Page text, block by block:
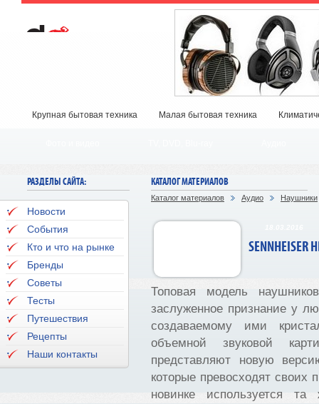
РАЗДЕЛЫ САЙТА:
Новости
События
Кто и что на рынке
Бренды
Советы
Тесты
Путешествия
Рецепты
Наши контакты
КАТАЛОГ МАТЕРИАЛОВ
Каталог материалов Аудио Наушники
Топовая модель
заслуженное признание у
создаваемому ими
объемной звуковой
представляют новую
которые превосходят своих
новинке используется та
Крупная бытовая техника Малая бытовая техника